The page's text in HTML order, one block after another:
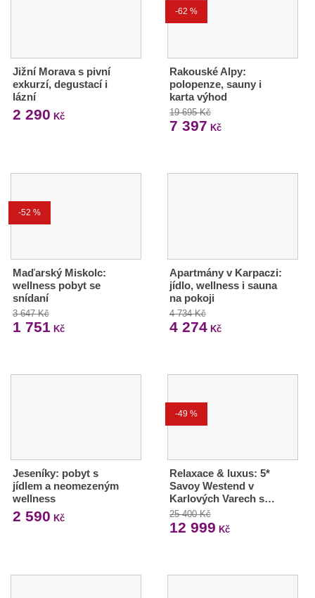
Jižní Morava s pivní
exkurzí, degustací i
lázní
2 290 Kč
-62 %
Rakouské Alpy:
polopenze, sauny i
karta výhod
19 695 Kč
7 397 Kč
-52 %
Maďarský Miskolc:
wellness pobyt se
snídaní
3 647 Kč
1 751 Kč
Apartmány v Karpaczi:
jídlo, wellness i sauna
na pokoji
4 734 Kč
4 274Kč
Jeseníky: pobyt s
jídlem a neomezeným
wellness
2 590 Kč
-49 %
Relaxace & luxus: 5*
Savoy Westend v
Karlových Varech s…
25 400 Kč
12 999 Kč